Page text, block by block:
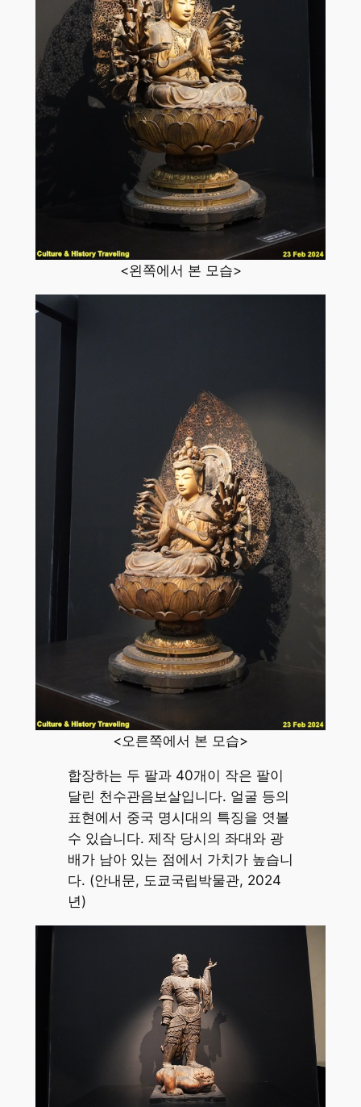
<왼쪽에서 본 모습>
<오른쪽에서 본 모습>
합장하는 두 팔과 40개이 작은 팔이
달린 천수관음보살입니다. 얼굴 등의
표현에서 중국 명시대의 특징을 엿볼
수 있습니다. 제작 당시의 좌대와 광
배가 남아 있는 점에서 가치가 높습니
다. (안내문, 도쿄국립박물관, 2024
년)